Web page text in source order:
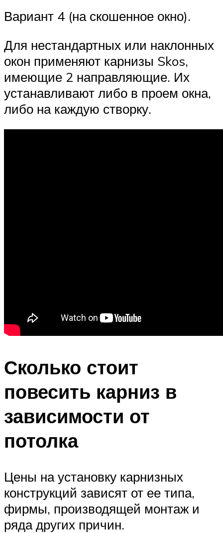
Вариант 4 (на скошенное окно).
Для нестандартных или наклонных
окон применяют карнизы Skos,
имеющие 2 направляющие. Их
устанавливают либо в проем окна,
либо на каждую створку.
Сколько стоит
повесить карниз в
зависимости от
потолка
Цены на установку карнизных
конструкций зависят от ее типа,
фирмы, производящей монтаж и
ряда других причин.